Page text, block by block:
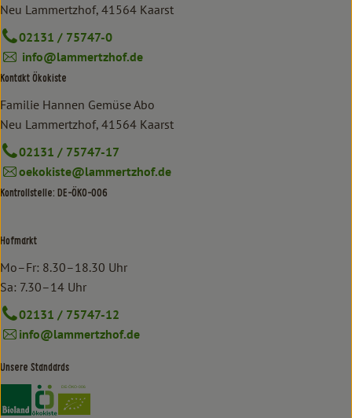
Neu Lammertzhof, 41564 Kaarst
02131 / 75747-0
info@lammertzhof.de
Kontakt Ökokiste
Familie Hannen Gemüse Abo
Neu Lammertzhof, 41564 Kaarst
02131 / 75747-17
oekokiste@lammertzhof.de
Kontrollstelle: DE-ÖKO-006
Hofmarkt
Mo–Fr: 8.30–18.30 Uhr
Sa: 7.30–14 Uhr
02131 / 75747-12
info@lammertzhof.de
Unsere Standards
Externer Link zu https://www.bioland.de/verbraucher
Externer Link zu https://www.oekokiste.de/